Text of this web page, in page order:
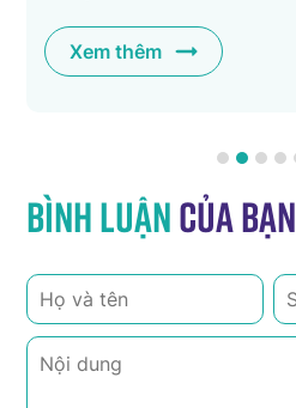
Xem thêm
Bình luậncủa bạn